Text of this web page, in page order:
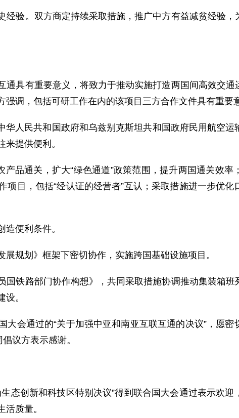
验。双方商定持续采取措施，推广中方有益减贫经验，
具有重要意义，将致力于推动实施打造两国间高效交通
调，包括可研工作在内的该项目三方合作文件具有重要
人民共和国政府和乌兹别克斯坦共和国政府民用航空运
提供便利。
品通关，扩大“绿色通道”政策范围，提升两国通关效率
项目，包括“经认证的经营者”互认；采取措施进一步优
便利条件。
划》框架下密切协作，实施跨国基础设施项目。
铁路部门协作构想》，共同采取措施协调推动集装箱班
。
会通过的“关于加强中亚和南亚互联互通的决议”，愿密
议方表示感谢。
创新和科技区特别决议”得到联合国大会通过表示欢迎
质量。